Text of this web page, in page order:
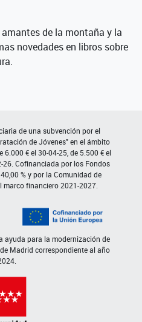
de la montaña y la
novedades en libros sobre
de una subvención por el
de Jóvenes" en el ámbito
€ el 30-04-25, de 5.500 € el
26. Cofinanciada por los Fondos
% y por la Comunidad de
financiero 2021-2027.
ayuda para la modernización de
Madrid correspondiente al año